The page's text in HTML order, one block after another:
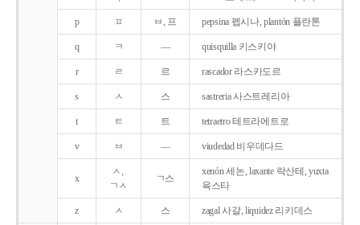
p ㅍ ㅂ, 프 pepsina 펩시나, plantón 플란톤
q ㅋ ― quisquilla 키스키야
r ㄹ 르 rascador 라스카도르
s ㅅ 스 sastreria 사스트레리아
t ㅌ 트 tetraetro 테트라에트로
v ㅂ ― viudedad 비우데다드
x
ㅅ,
ㄱㅅ
ㄱ스
xenón 세논, laxante 락산테, yuxta
육스타
z ㅅ 스 zagal 사갈, liquidez 리키데스